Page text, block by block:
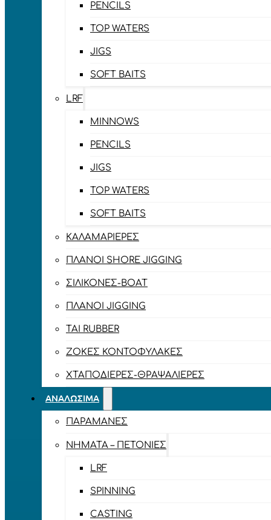
PENCILS
TOP WATERS
JIGS
SOFT BAITS
LRF
MINNOWS
PENCILS
JIGS
TOP WATERS
SOFT BAITS
ΚΑΛΑΜΑΡΙΈΡΕΣ
ΠΛΆΝΟΙ SHORE JIGGING
ΣΙΛΙΚΌΝΕΣ-BOAT
ΠΛΆΝΟΙ JIGGING
TAI RUBBER
ΖΌΚΕΣ ΚΟΝΤΟΦΎΛΑΚΕΣ
ΧΤΑΠΟΔΙΈΡΕΣ-ΘΡΑΨΑΛΙΈΡΕΣ
ΑΝΑΛΏΣΙΜΑ
ΠΑΡΑΜΆΝΕΣ
ΝΉΜΑΤΑ – ΠΕΤΟΝΙΈΣ
LRF
SPINNING
CASTING